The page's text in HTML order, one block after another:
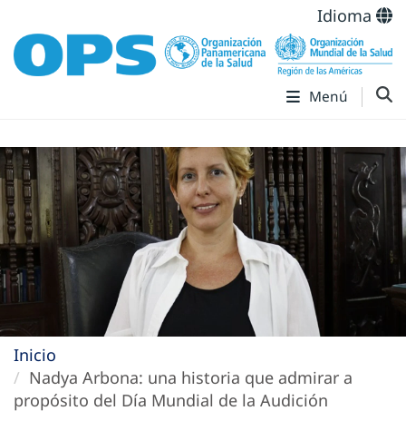
Idioma
Menú
Inicio
Nadya Arbona: una historia que admirar a
propósito del Día Mundial de la Audición